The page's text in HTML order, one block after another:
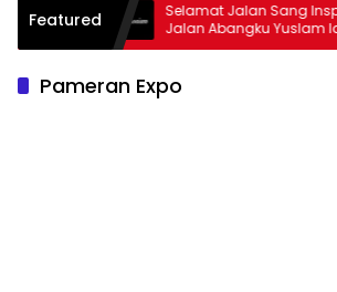
Featured
Selamat Jalan Sang Inspirator,
Jalan Abangku Yuslam Idris
Pameran Expo